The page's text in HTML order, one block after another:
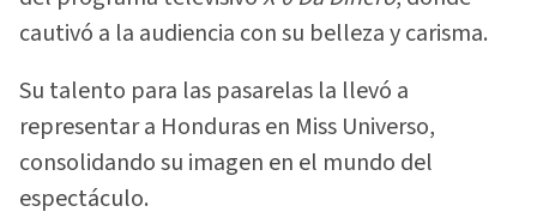
cautivó a la audiencia con su belleza y carisma.
Su talento para las pasarelas la llevó a
representar a Honduras en Miss Universo,
consolidando su imagen en el mundo del
espectáculo.